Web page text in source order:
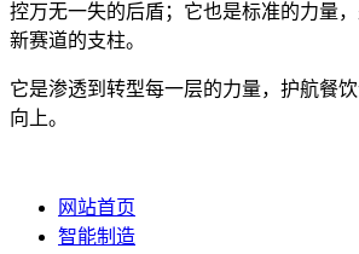
控万无一失的后盾；它也是标准的力量
新赛道的支柱。
它是渗透到转型每一层的力量，护航餐
向上。
网站首页
智能制造